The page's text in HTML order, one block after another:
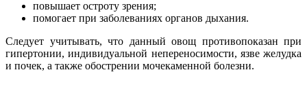
повышает остроту зрения;
помогает при заболеваниях органов дыхания.
Следует учитывать, что данный овощ противопоказан при
гипертонии, индивидуальной непереносимости, язве желудка
и почек, а также обострении мочекаменной болезни.